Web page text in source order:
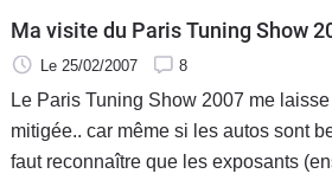
Moto
Ma visite du Paris Tuning Show
Le 25/02/2007 8
Le Paris Tuning Show 2007 me
mitigée.. car même si les autos sont
faut reconnaître que les exposants